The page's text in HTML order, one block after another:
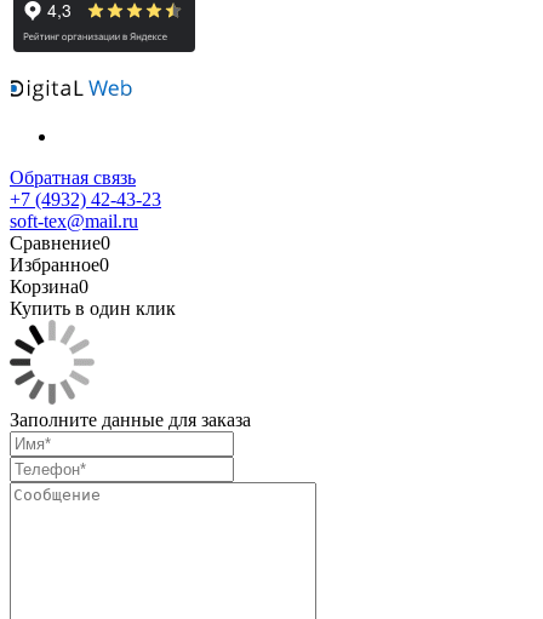
Обратная связь
+7 (4932) 42-43-23
soft-tex@mail.ru
Сравнение0
Избранное0
Корзина0
Купить в один клик
Заполните данные для заказа